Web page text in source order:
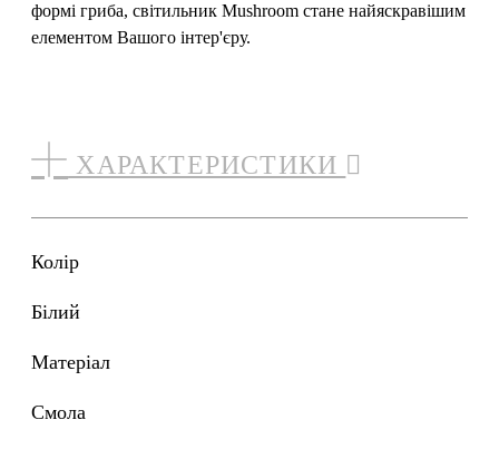
формі гриба, світильник Mushroom стане найяскравішим
елементом Вашого інтер'єру.
ХАРАКТЕРИСТИКИ
Колір
білий
Матеріал
Смола